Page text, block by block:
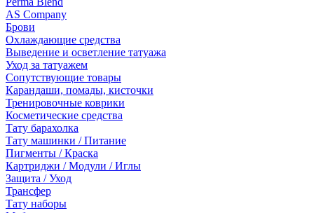
AS Company
Брови
Охлаждающие средства
Выведение и осветление татуажа
Уход за татуажем
Сопутствующие товары
Карандаши, помады, кисточки
Тренировочные коврики
Косметические средства
Тату барахолка
Тату машинки / Питание
Пигменты / Краска
Картриджи / Модули / Иглы
Защита / Уход
Трансфер
Тату наборы